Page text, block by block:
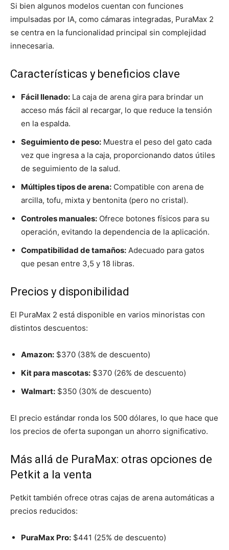
Si bien algunos modelos cuentan con funciones
impulsadas por IA, como cámaras integradas, PuraMax 2
se centra en la funcionalidad principal sin complejidad
innecesaria.
Características y beneficios clave
Fácil llenado: La caja de arena gira para brindar un
acceso más fácil al recargar, lo que reduce la tensión
en la espalda.
Seguimiento de peso: Muestra el peso del gato cada
vez que ingresa a la caja, proporcionando datos útiles
de seguimiento de la salud.
Múltiples tipos de arena: Compatible con arena de
arcilla, tofu, mixta y bentonita (pero no cristal).
Controles manuales: Ofrece botones físicos para su
operación, evitando la dependencia de la aplicación.
Compatibilidad de tamaños: Adecuado para gatos
que pesan entre 3,5 y 18 libras.
Precios y disponibilidad
El PuraMax 2 está disponible en varios minoristas con
distintos descuentos:
Amazon: $370 (38% de descuento)
Kit para mascotas: $370 (26% de descuento)
Walmart: $350 (30% de descuento)
El precio estándar ronda los 500 dólares, lo que hace que
los precios de oferta supongan un ahorro significativo.
Más allá de PuraMax: otras opciones de
Petkit a la venta
Petkit también ofrece otras cajas de arena automáticas a
precios reducidos:
PuraMax Pro: $441 (25% de descuento)